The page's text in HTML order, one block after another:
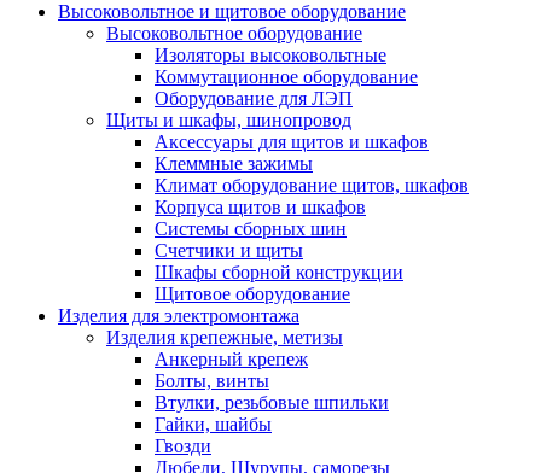
Высоковольтное и щитовое оборудование
Высоковольтное оборудование
Изоляторы высоковольтные
Коммутационное оборудование
Оборудование для ЛЭП
Щиты и шкафы, шинопровод
Аксессуары для щитов и шкафов
Клеммные зажимы
Климат оборудование щитов, шкафов
Корпуса щитов и шкафов
Системы сборных шин
Счетчики и щиты
Шкафы сборной конструкции
Щитовое оборудование
Изделия для электромонтажа
Изделия крепежные, метизы
Анкерный крепеж
Болты, винты
Втулки, резьбовые шпильки
Гайки, шайбы
Гвозди
Дюбели, Шурупы, саморезы